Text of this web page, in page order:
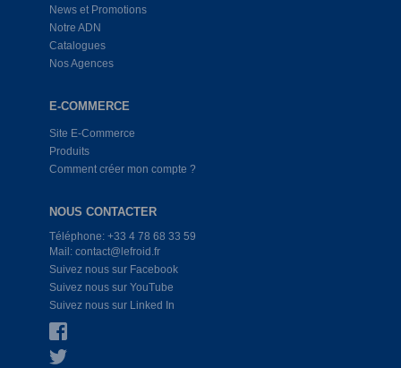
News et Promotions
Notre ADN
Catalogues
Nos Agences
E-COMMERCE
Site E-Commerce
Produits
Comment créer mon compte ?
NOUS CONTACTER
Téléphone: +33 4 78 68 33 59
Mail: contact@lefroid.fr
Suivez nous sur Facebook
Suivez nous sur YouTube
Suivez nous sur Linked In